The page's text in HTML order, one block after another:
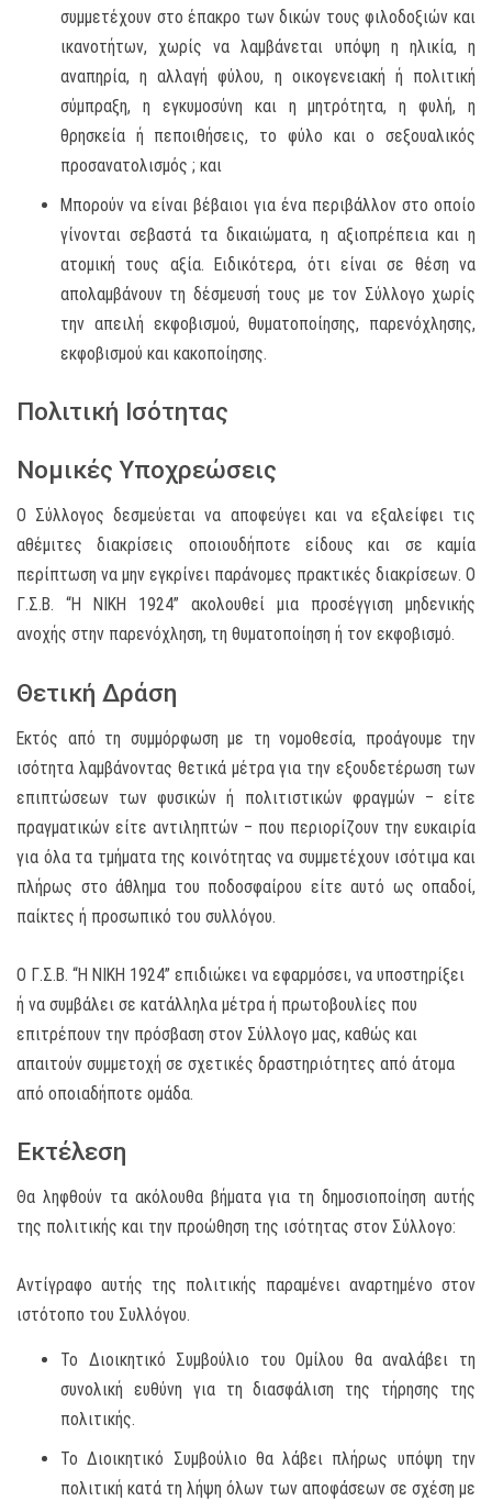
συμμετέχουν στο έπακρο των δικών τους φιλοδοξιών και
ικανοτήτων, χωρίς να λαμβάνεται υπόψη η ηλικία, η
αναπηρία, η αλλαγή φύλου, η οικογενειακή ή πολιτική
σύμπραξη, η εγκυμοσύνη και η μητρότητα, η φυλή, η
θρησκεία ή πεποιθήσεις, το φύλο και ο σεξουαλικός
προσανατολισμός ; και
Μπορούν να είναι βέβαιοι για ένα περιβάλλον στο οποίο
γίνονται σεβαστά τα δικαιώματα, η αξιοπρέπεια και η
ατομική τους αξία. Ειδικότερα, ότι είναι σε θέση να
απολαμβάνουν τη δέσμευσή τους με τον Σύλλογο χωρίς
την απειλή εκφοβισμού, θυματοποίησης, παρενόχλησης,
εκφοβισμού και κακοποίησης.
Πολιτική Ισότητας
Νομικές Υποχρεώσεις
Ο Σύλλογος δεσμεύεται να αποφεύγει και να εξαλείφει τις
αθέμιτες διακρίσεις οποιουδήποτε είδους και σε καμία
περίπτωση να μην εγκρίνει παράνομες πρακτικές διακρίσεων. Ο
Γ.Σ.Β. “Η ΝΙΚΗ 1924” ακολουθεί μια προσέγγιση μηδενικής
ανοχής στην παρενόχληση, τη θυματοποίηση ή τον εκφοβισμό.
Θετική Δράση
Εκτός από τη συμμόρφωση με τη νομοθεσία, προάγουμε την
ισότητα λαμβάνοντας θετικά μέτρα για την εξουδετέρωση των
επιπτώσεων των φυσικών ή πολιτιστικών φραγμών – είτε
πραγματικών είτε αντιληπτών – που περιορίζουν την ευκαιρία
για όλα τα τμήματα της κοινότητας να συμμετέχουν ισότιμα ​​και
πλήρως στο άθλημα του ποδοσφαίρου είτε αυτό ως οπαδοί,
παίκτες ή προσωπικό του συλλόγου.
Ο Γ.Σ.Β. “Η ΝΙΚΗ 1924” επιδιώκει να εφαρμόσει, να υποστηρίξει
ή να συμβάλει σε κατάλληλα μέτρα ή πρωτοβουλίες που
επιτρέπουν την πρόσβαση στον Σύλλογο μας, καθώς και
απαιτούν συμμετοχή σε σχετικές δραστηριότητες από άτομα
από οποιαδήποτε ομάδα.
Εκτέλεση
Θα ληφθούν τα ακόλουθα βήματα για τη δημοσιοποίηση αυτής
της πολιτικής και την προώθηση της ισότητας στον Σύλλογο:
Αντίγραφο αυτής της πολιτικής παραμένει αναρτημένο στον
ιστότοπο του Συλλόγου.
Το Διοικητικό Συμβούλιο του Ομίλου θα αναλάβει τη
συνολική ευθύνη για τη διασφάλιση της τήρησης της
πολιτικής.
Το Διοικητικό Συμβούλιο θα λάβει πλήρως υπόψη την
πολιτική κατά τη λήψη όλων των αποφάσεων σε σχέση με